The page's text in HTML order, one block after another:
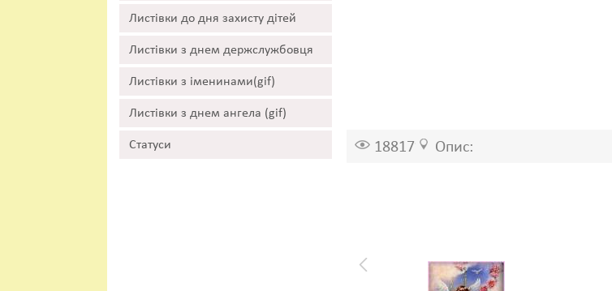
Листівки до дня захисту дітей
Листівки з днем держслужбовця
Листівки з іменинами(gif)
Листівки з днем ангела (gif)
Статуси 18817 Опис: